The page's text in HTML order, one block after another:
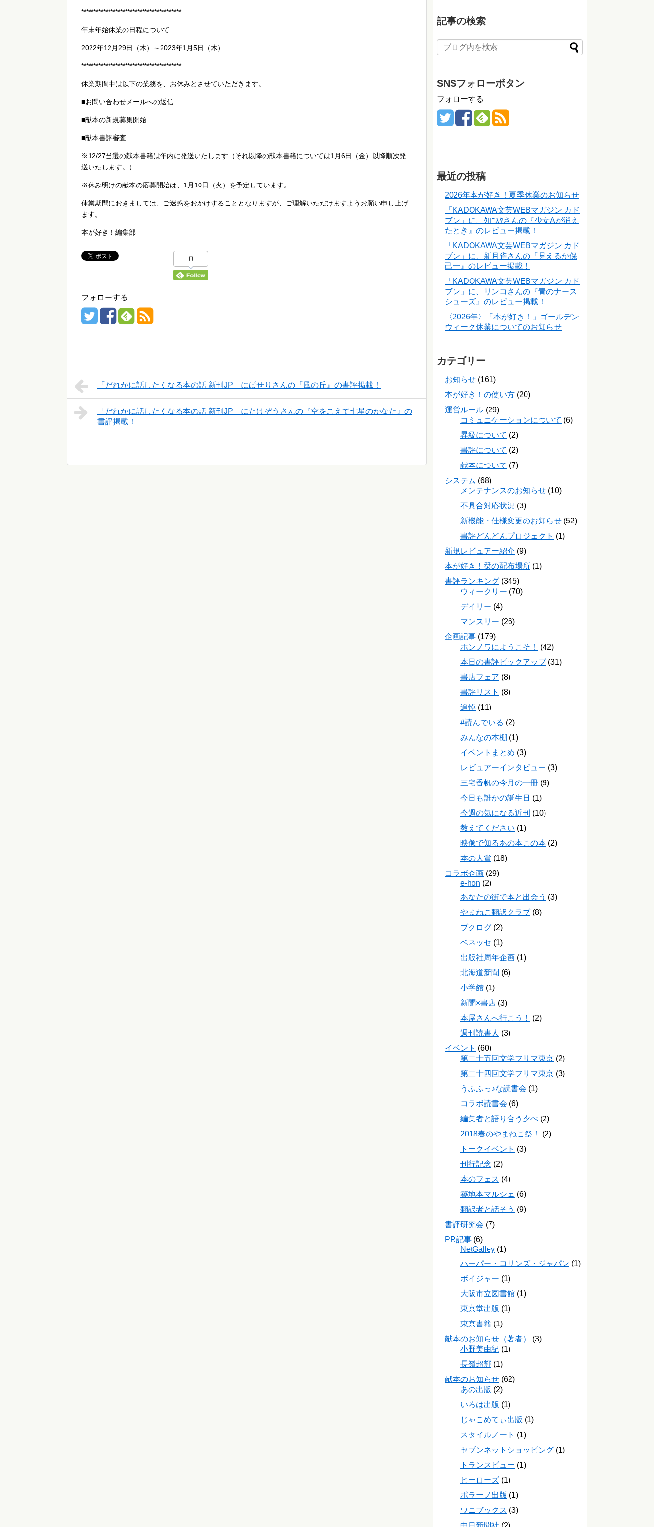
*****************************************
年末年始休業の日程について
2022年12月29日（木）～2023年1月5日（木）
*****************************************
休業期間中は以下の業務を、お休みとさせていただきます。
■お問い合わせメールへの返信
■献本の新規募集開始
■献本書評審査
※12/27当選の献本書籍は年内に発送いたします（それ以降の献本書籍については1月6日（金）以降順次発
送いたします。）
※休み明けの献本の応募開始は、1月10日（火）を予定しています。
休業期間におきましては、ご迷惑をおかけすることとなりますが、ご理解いただけますようお願い申し上げ
ます。
本が好き！編集部
0
フォローする
「だれかに話したくなる本の話 新刊JP」にぱせりさんの『風の丘』の書評掲載！
「だれかに話したくなる本の話 新刊JP」にたけぞうさんの『空をこえて七星のかなた』の
書評掲載！
記事の検索
SNSフォローボタン
フォローする
最近の投稿
2026年本が好き！夏季休業のお知らせ
「KADOKAWA文芸WEBマガジン カド
ブン」に、ｸﾛﾆｽﾀさんの『少女Aが消え
たとき』のレビュー掲載！
「KADOKAWA文芸WEBマガジン カド
ブン」に、新月雀さんの『見えるか保
己一』のレビュー掲載！
「KADOKAWA文芸WEBマガジン カド
ブン」に、リンコさんの『青のナース
シューズ』のレビュー掲載！
〈2026年〉「本が好き！」ゴールデン
ウィーク休業についてのお知らせ
カテゴリー
お知らせ (161)
本が好き！の使い方 (20)
運営ルール (29)
コミュニケーションについて (6)
昇級について (2)
書評について (2)
献本について (7)
システム (68)
メンテナンスのお知らせ (10)
不具合対応状況 (3)
新機能・仕様変更のお知らせ (52)
書評どんどんプロジェクト (1)
新規レビュアー紹介 (9)
本が好き！栞の配布場所 (1)
書評ランキング (345)
ウィークリー (70)
デイリー (4)
マンスリー (26)
企画記事 (179)
ホンノワにようこそ！
(42)
本日の書評ピックアップ(31)
書店フェア (8)
書評リスト (8)
追悼 (11)
#読んでいる (2)
みんなの本棚 (1)
イベントまとめ (3)
レビュアーインタビュー (3)
三宅香帆の今月の一冊 (9)
今日も誰かの誕生日 (1)
今週の気になる近刊 (10)
教えてください (1)
映像で知るあの本この本 (2)
本の大賞 (18)
コラボ企画 (29)
e-hon (2)
あなたの街で本と出会う (3)
やまねこ翻訳クラブ (8)
ブクログ (2)
ベネッセ (1)
出版社周年企画 (1)
北海道新聞 (6)
小学館 (1)
新聞×書店 (3)
本屋さんへ行こう！
(2)
週刊読書人 (3)
イベント (60)
第二十五回文学フリマ東京 (2)
第二十四回文学フリマ東京 (3)
うふふっ♪な読書会 (1)
コラボ読書会 (6)
編集者と語り合う夕べ (2)
2018春のやまねこ祭！
(2)
トークイベント (3)
刊行記念 (2)
本のフェス (4)
築地本マルシェ (6)
翻訳者と話そう (9)
書評研究会 (7)
PR記事 (6)
NetGalley (1)
ハーパー・コリンズ・ジャパン (1)
ボイジャー (1)
大阪市立図書館 (1)
東京堂出版 (1)
東京書籍 (1)
献本のお知らせ（著者）
(3)
小野美由紀 (1)
長嶺超輝 (1)
献本のお知らせ (62)
あの出版 (2)
いろは出版 (1)
じゃこめてぃ出版 (1)
スタイルノート (1)
セブンネットショッピング (1)
トランスビュー (1)
ヒーローズ (1)
ポラーノ出版 (1)
ワニブックス (3)